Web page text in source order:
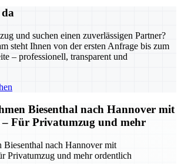
und suchen einen zuverlässigen Partner?
steht Ihnen von der ersten Anfrage bis zum
– professionell, transparent und
Biesenthal nach Hannover mit
– Für Privatumzug und mehr
Biesenthal nach Hannover mit
Privatumzug und mehr ordentlich